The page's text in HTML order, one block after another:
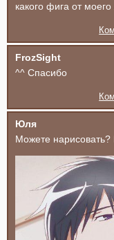
какого фига от
FrozSight
^^ Спасибо
Юля
Можете нарисовать?